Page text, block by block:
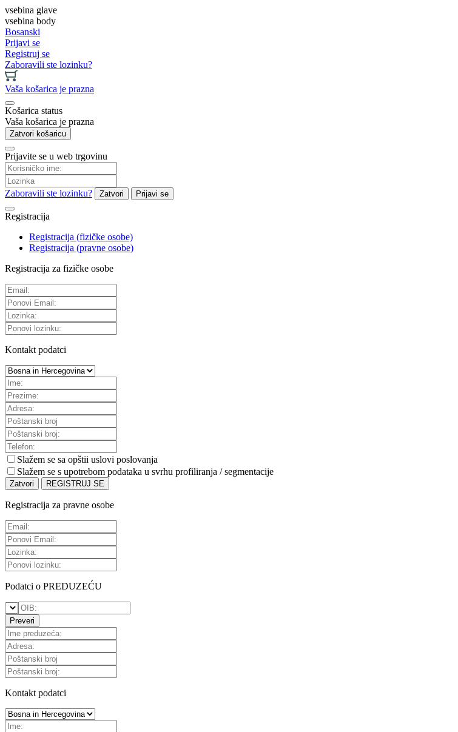
vsebina glave
vsebina body
Bosanski
Prijavi se
Registruj se
Zaboravili ste lozinku?
Vaša košarica je prazna
Košarica status
Vaša košarica je prazna
Zatvori košaricu
Prijavite se u web trgovinu
Zaboravili ste lozinku? Zatvori Prijavi se
Registracija
Registracija (fizičke osobe)
Registracija (pravne osobe)
Registracija za fizičke osobe
Kontakt podatci
Slažem se sa opštii uslovi poslovanja
Slažem se s upotrebom podataka u svrhu profiliranja / segmentacije
Zatvori REGISTRUJ SE
Registracija za pravne osobe
Podatci o PREDUZEĆU
Preveri
Kontakt podatci